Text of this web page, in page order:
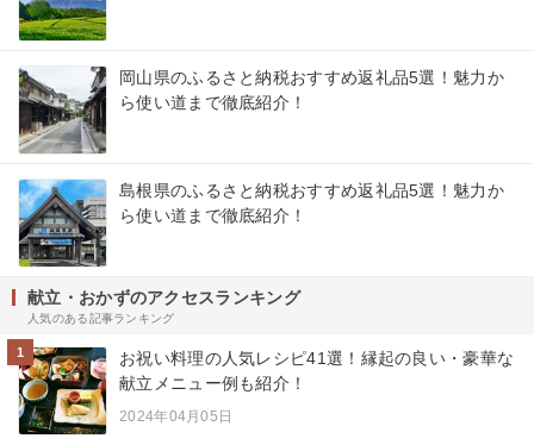
岡山県のふるさと納税おすすめ返礼品5選！魅力か
ら使い道まで徹底紹介！
島根県のふるさと納税おすすめ返礼品5選！魅力か
ら使い道まで徹底紹介！
献立・おかずのアクセスランキング
人気のある記事ランキング
1
お祝い料理の人気レシピ41選！縁起の良い・豪華な
献立メニュー例も紹介！
2024年04月05日